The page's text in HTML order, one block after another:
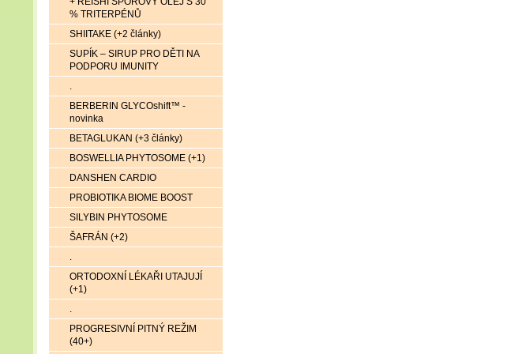
% TRITERPÉNŮ
SHIITAKE (+2 články)
SUPÍK – SIRUP PRO DĚTI NA
PODPORU IMUNITY
.
BERBERIN GLYCOshift™ -
novinka
BETAGLUKAN (+3 články)
BOSWELLIA PHYTOSOME (+1)
DANSHEN CARDIO
PROBIOTIKA BIOME BOOST
SILYBIN PHYTOSOME
ŠAFRÁN (+2)
.
ORTODOXNÍ LÉKAŘI UTAJUJÍ
(+1)
.
PROGRESIVNÍ PITNÝ REŽIM
(40+)